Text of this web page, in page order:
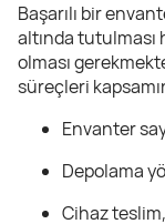
Başarılı bir
altında
olması
süreçleri
Envanter
Depolama
Cihaz